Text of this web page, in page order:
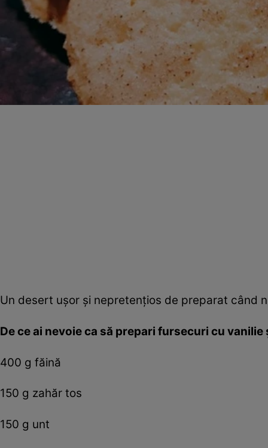
Un desert uşor şi nepretenţios de preparat când
De ce ai nevoie ca să prepari fursecuri cu
400 g făină
150 g zahăr tos
150 g unt